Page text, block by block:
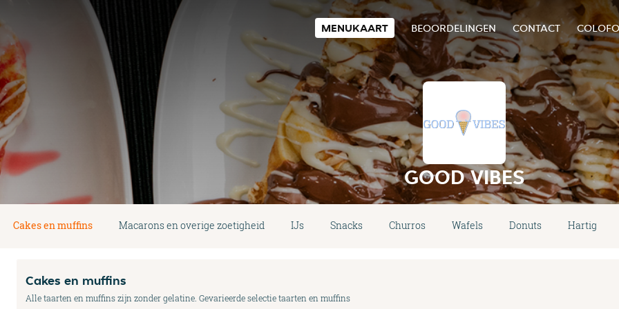
MENUKAART BEOORDELINGEN CONTACT
GOOD VIBES
Cakes en muffins Macarons en overige zoetigheid IJs Snacks Churros Wafels Donuts Hartig
Cakes en muffins
Alle taarten en muffins zijn zonder gelatine. Gevarieerde selectie taarten en muffins